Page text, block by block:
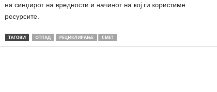
на синџирот на вредности и начинот на кој ги користиме
ресурсите.
ТАГОВИ ОТПАД РЕЦИКЛИРАЊЕ СМЕТ